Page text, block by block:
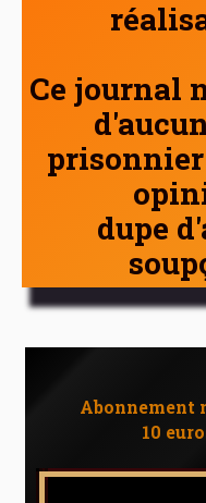
Ce journal
dupe
Abonnement
10